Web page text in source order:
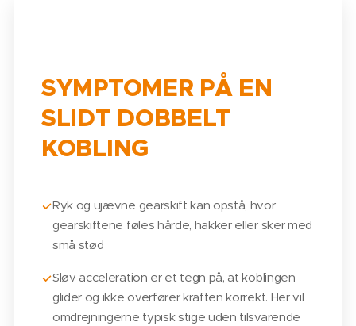
SYMPTOMER PÅ EN
SLIDT DOBBELT
KOBLING
Ryk og ujævne gearskift kan opstå, hvor
gearskiftene føles hårde, hakker eller sker med
små stød
Sløv acceleration er et tegn på, at koblingen
glider og ikke overfører kraften korrekt. Her vil
omdrejningerne typisk stige uden tilsvarende